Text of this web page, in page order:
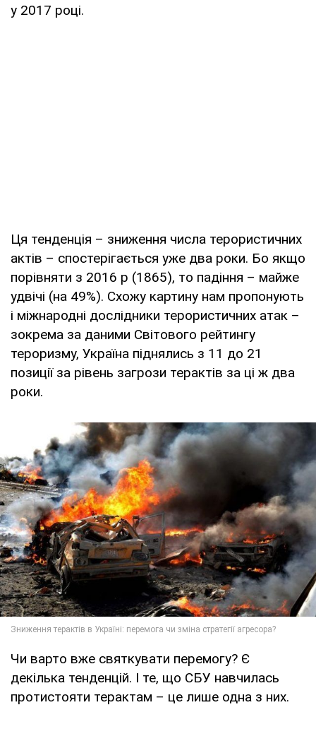
у 2017 році.
Ця тенденція – зниження числа терористичних
актів – спостерігається уже два роки. Бо якщо
порівняти з 2016 р (1865), то падіння – майже
удвічі (на 49%). Схожу картину нам пропонують
і міжнародні дослідники терористичних атак –
зокрема за даними Світового рейтингу
тероризму, Україна піднялись з 11 до 21
позиції за рівень загрози терактів за ці ж два
роки.
Чи варто вже святкувати перемогу? Є
декілька тенденцій. І те, що СБУ навчилась
протистояти терактам – це лише одна з них.